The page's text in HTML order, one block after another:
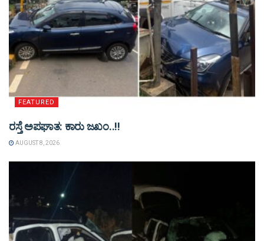
FEATURED
ರಸ್ತೆ ಅಪಘಾತ: ಕಾರು ಜಖಂ..!!
AUGUST 8, 2026